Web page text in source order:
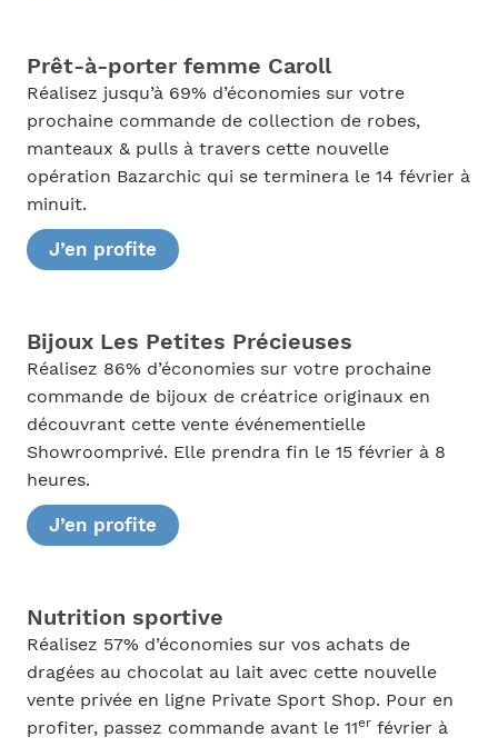
Prêt-à-porter femme Caroll
Réalisez jusqu’à 69% d’économies sur votre
prochaine commande de collection de robes,
manteaux & pulls à travers cette nouvelle
opération Bazarchic qui se terminera le 14 février à
minuit.
J’en profite
Bijoux Les Petites Précieuses
Réalisez 86% d’économies sur votre prochaine
commande de bijoux de créatrice originaux en
découvrant cette vente événementielle
Showroomprivé. Elle prendra fin le 15 février à 8
heures.
J’en profite
Nutrition sportive
Réalisez 57% d’économies sur vos achats de
dragées au chocolat au lait avec cette nouvelle
vente privée en ligne Private Sport Shop. Pour en
profiter, passez commande avant le 11erfévrier à